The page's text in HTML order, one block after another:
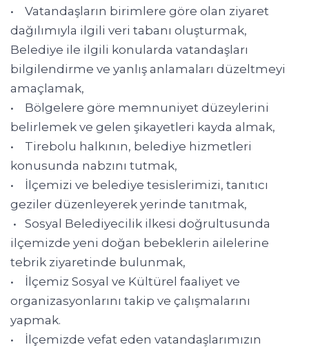
• Vatandaşların birimlere göre olan ziyaret
dağılımıyla ilgili veri tabanı oluşturmak,
Belediye ile ilgili konularda vatandaşları
bilgilendirme ve yanlış anlamaları düzeltmeyi
amaçlamak,
• Bölgelere göre memnuniyet düzeylerini
belirlemek ve gelen şikayetleri kayda almak,
• Tirebolu halkının, belediye hizmetleri
konusunda nabzını tutmak,
• İlçemizi ve belediye tesislerimizi, tanıtıcı
geziler düzenleyerek yerinde tanıtmak,
• Sosyal Belediyecilik ilkesi doğrultusunda
ilçemizde yeni doğan bebeklerin ailelerine
tebrik ziyaretinde bulunmak,
• İlçemiz Sosyal ve Kültürel faaliyet ve
organizasyonlarını takip ve çalışmalarını
yapmak.
• İlçemizde vefat eden vatandaşlarımızın